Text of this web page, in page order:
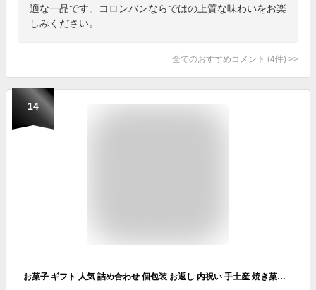
適な一品です。コロンバンならではの上質な味わいをお楽
しみください。
全てのおすすめコメント (4件) >
14
お菓子 ギフト 人気 詰め合わせ 個包装 お返し 内祝い 手土産 焼き菓子 退職 挨拶 シーキューブ 焼きティラミス 12個入り